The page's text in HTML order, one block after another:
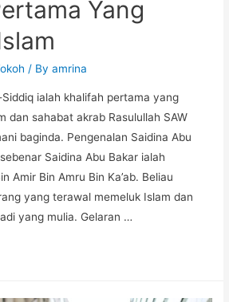
Yang
/ Byamrina
ialah khalifah pertama yang
dan sahabat akrab Rasulullah SAW
baginda. Pengenalan Saidina Abu
Saidina Abu Bakar ialah
Amir Bin Amru Bin Ka’ab. Beliau
yang terawal memeluk Islam dan
yang mulia. Gelaran …